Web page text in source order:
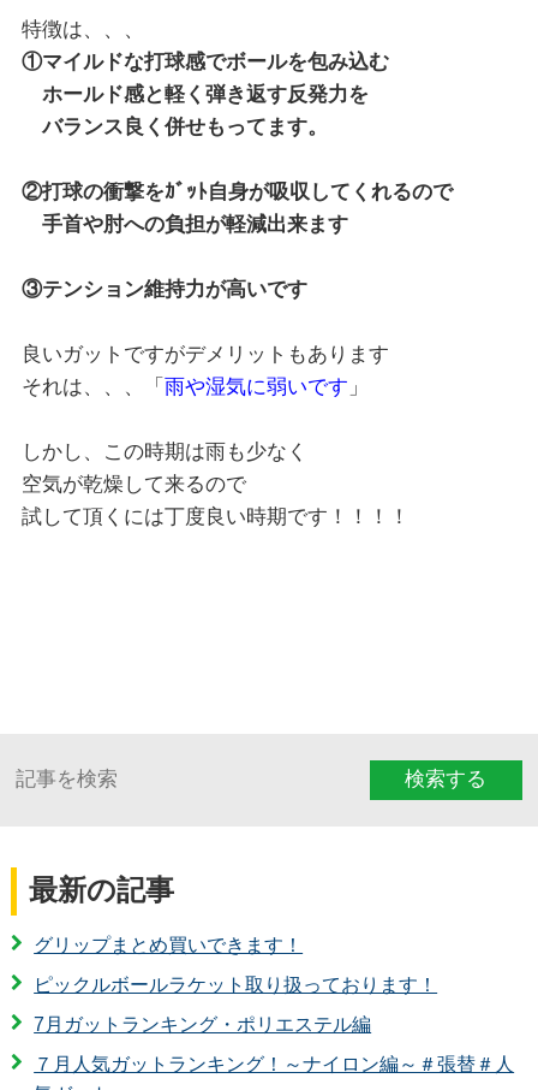
特徴は、、、
①マイルドな打球感でボールを包み込む
ホールド感と軽く弾き返す反発力を
バランス良く併せもってます。
②打球の衝撃をｶﾞｯﾄ自身が吸収してくれるので
手首や肘への負担が軽減出来ます
③テンション維持力が高いです
良いガットですがデメリットもあります
それは、、、「 雨や湿気に弱いです 」
しかし、この時期は雨も少なく
空気が乾燥して来るので
試して頂くには丁度良い時期です！！！！
検索する
最新の記事
グリップまとめ買いできます！
ピックルボールラケット取り扱っております！
7月ガットランキング・ポリエステル編
７月人気ガットランキング！～ナイロン編～＃張替＃人